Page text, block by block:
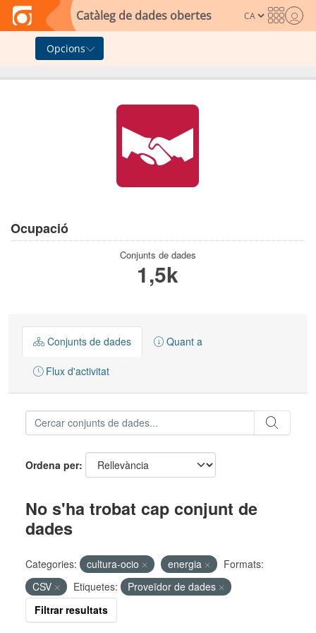
Skip to main content
Catàleg de dades obertes
Opcions
Ocupació
Conjunts de dades
1,5k
Conjunts de dades Quant a
Flux d'activitat
Ordena per
No s'ha trobat cap conjunt de
dades
Categories: cultura-ocio energia
Formats:
CSV
Etiquetes:
Proveïdor de dades
Filtrar resultats